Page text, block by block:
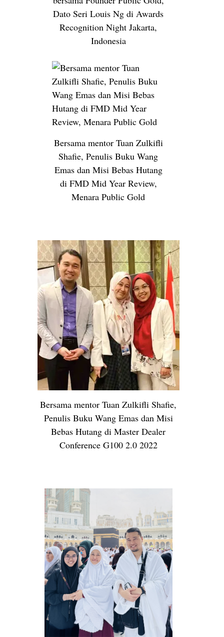
Dato Seri Louis Ng di Awards
Recognition Night Jakarta,
Indonesia
Bersama mentor Tuan Zulkifli
Shafie, Penulis Buku Wang
Emas dan Misi Bebas Hutang
di FMD Mid Year Review,
Menara Public Gold
Bersama mentor Tuan Zulkifli Shafie,
Penulis Buku Wang Emas dan Misi
Bebas Hutang di Master Dealer
Conference G100 2.0 2022